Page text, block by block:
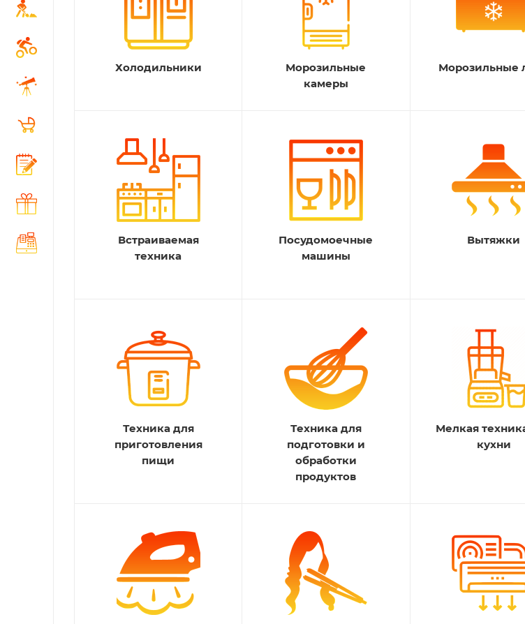
Холодильники
Морозильные
камеры
Морозильные
Встраиваемая
техника
Посудомоечные
машины
Вытяжки
Техника для
приготовления
пищи
Техника для
подготовки и
обработки
продуктов
Мелкая
кухни